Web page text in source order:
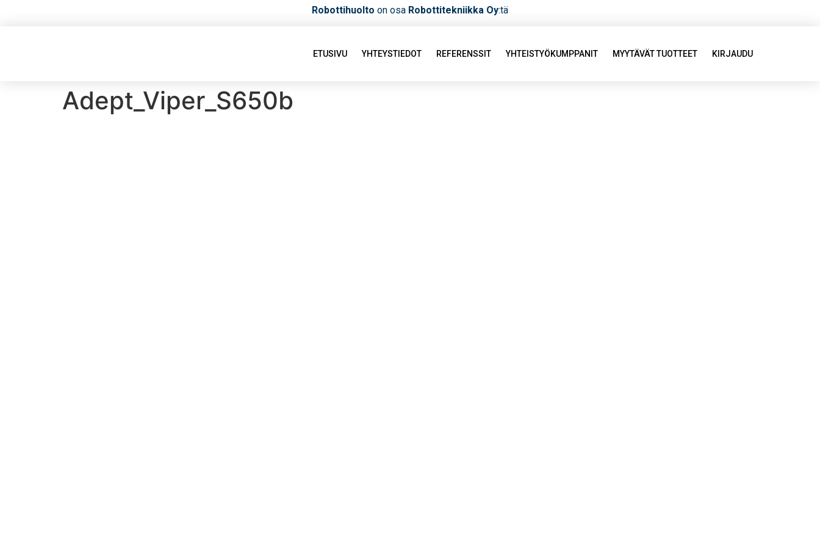
Robottihuolto on osa Robottitekniikka Oy:tä
ETUSIVU YHTEYSTIEDOT REFERENSSIT YHTEISTYÖKUMPPANIT MYYTÄVÄT TUOTTEET KIRJAUDU
Adept_Viper_S650b